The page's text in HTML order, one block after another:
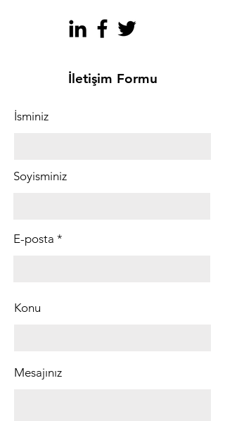
İletişim Formu
İsminiz
Soyisminiz
E-posta
Konu
Mesajınız